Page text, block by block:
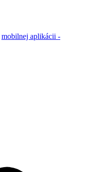
mobilnej aplikácii -